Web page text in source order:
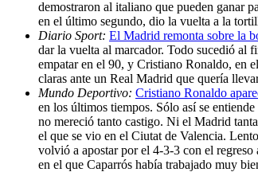
demostraron al italiano que pueden ganar
en el último segundo, dio la vuelta a la
Diario Sport: El Madrid remonta sobre la
dar la vuelta al marcador. Todo sucedió al
empatar en el 90, y Cristiano Ronaldo, en
claras ante un Real Madrid que quería
Mundo Deportivo: Cristiano Ronaldo
en los últimos tiempos. Sólo así se
no mereció tanto castigo. Ni el Madrid
el que se vio en el Ciutat de Valencia.
volvió a apostar por el 4-3-3 con el
en el que Caparrós había trabajado muy